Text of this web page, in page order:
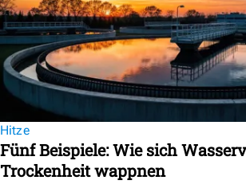
Hitze
Fünf Beispiele: Wie sich
Trockenheit wappnen